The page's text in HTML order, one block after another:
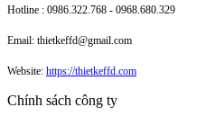
Hotline : 0986.322.768 - 0968.680.329
Email: thietkeffd@gmail.com
Website: https://thietkeffd.com
Chính sách công ty